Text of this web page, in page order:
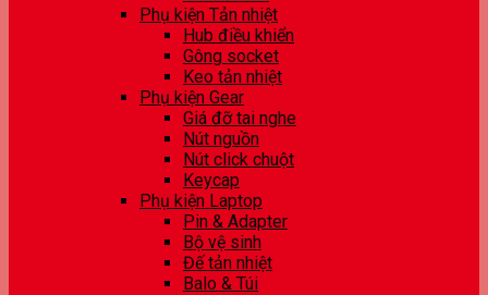
Phụ kiện Tản nhiệt
Hub điều khiển
Gông socket
Keo tản nhiệt
Phụ kiện Gear
Giá đỡ tai nghe
Nút nguồn
Nút click chuột
Keycap
Phụ kiện Laptop
Pin & Adapter
Bộ vệ sinh
Đế tản nhiệt
Balo & Túi